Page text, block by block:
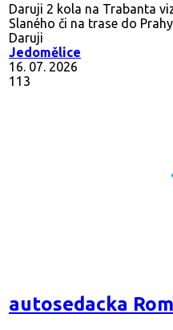
Daruji 2 kola na Trabanta
Slaného či na trase do
Daruji
Jedomělice
16. 07. 2026
113
autosedacka